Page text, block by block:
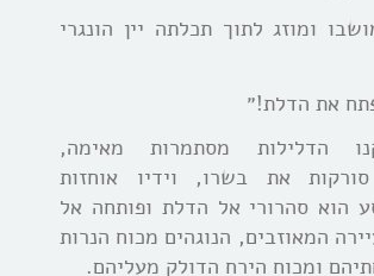
ומוזג לתוך תכלתה יין הונגרי
את הדלת!״
הדלילות מסתמרות מאימה,
את בשרו, וידיו אוחזות
הוא סהרורי אל הדלת ופותחה אל
המאוזבים, הנוגהים מכוח הנרות
ומכוח הירח הדולק מעליהם.